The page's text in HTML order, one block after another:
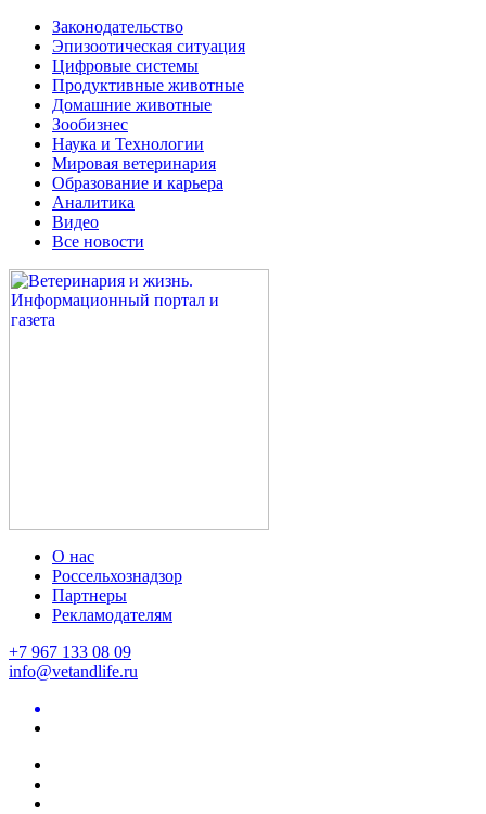
Законодательство
Эпизоотическая ситуация
Цифровые системы
Продуктивные животные
Домашние животные
Зообизнес
Наука и Технологии
Мировая ветеринария
Образование и карьера
Аналитика
Видео
Все новости
О нас
Россельхознадзор
Партнеры
Рекламодателям
+7 967 133 08 09
info@vetandlife.ru